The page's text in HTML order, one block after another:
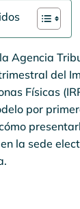
Agencia
del
Físicas
por
la sede